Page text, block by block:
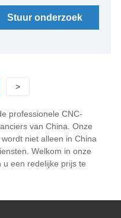
Stuur onderzoek
>
professionele CNC-
van China. Onze
niet alleen in China
Welkom in onze
een redelijke prijs te